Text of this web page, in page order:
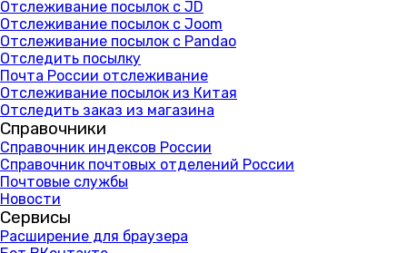
Отслеживание посылок с JD
Отслеживание посылок с Joom
Отслеживание посылок с Pandao
Отследить посылку
Почта России отслеживание
Отслеживание посылок из Китая
Отследить заказ из магазина
Справочники
Справочник индексов России
Справочник почтовых отделений России
Почтовые службы
Новости
Сервисы
Расширение для браузера